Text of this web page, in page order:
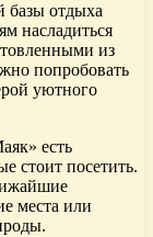
базы отдыха
насладиться
из
попробовать
уютного
есть
стоит посетить.
места или